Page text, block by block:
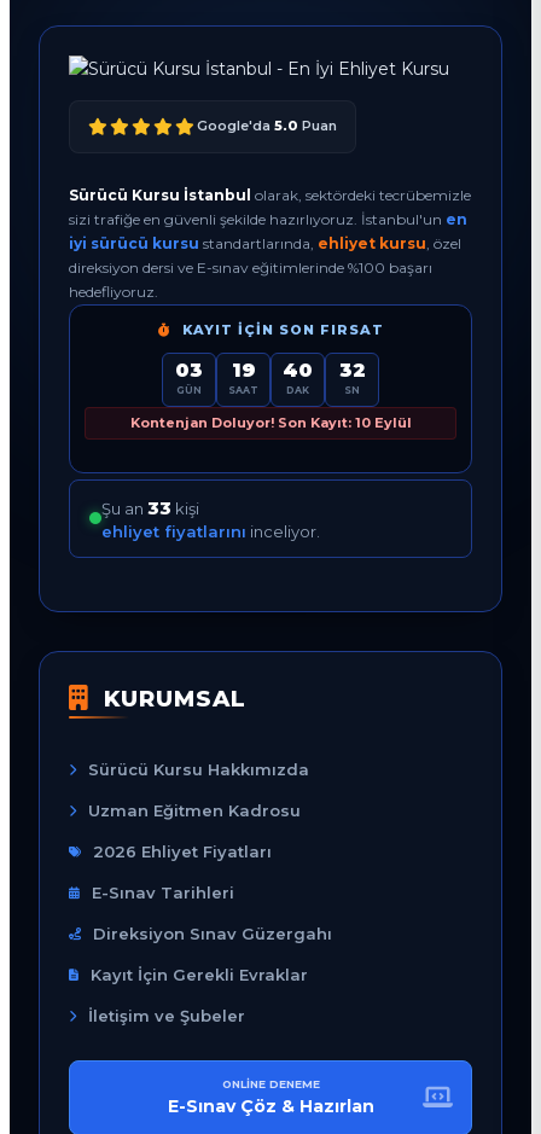
Google'da 5.0 Puan
Sürücü Kursu İstanbul olarak, sektördeki tecrübemizle
sizi trafiğe en güvenli şekilde hazırlıyoruz. İstanbul'un en
iyi sürücü kursu standartlarında, ehliyet kursu , özel
direksiyon dersi ve E-sınav eğitimlerinde %100 başarı
hedefliyoruz.
KAYIT İÇIN SON FIRSAT
03
GÜN
19
SAAT
40
DAK
31
SN
Kontenjan Doluyor! Son Kayıt: 10 Eylül
Şu an 33 kişi
ehliyet fiyatlarını inceliyor.
KURUMSAL
Sürücü Kursu Hakkımızda
Uzman Eğitmen Kadrosu
2026 Ehliyet Fiyatları
E-Sınav Tarihleri
Direksiyon Sınav Güzergahı
Kayıt İçin Gerekli Evraklar
İletişim ve Şubeler
ONLINE DENEME
E-Sınav Çöz & Hazırlan